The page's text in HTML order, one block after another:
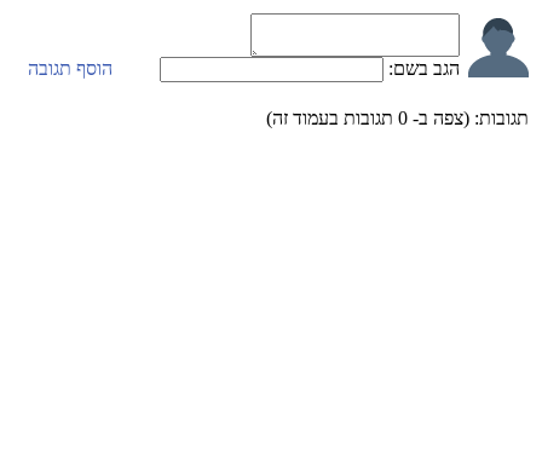
הגב בשם: הוסף תגובה
תגובות: (צפה ב- 0 תגובות בעמוד זה)